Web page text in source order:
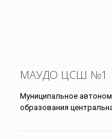
МАУДО ЦСШ №1
Муниципальное
образования